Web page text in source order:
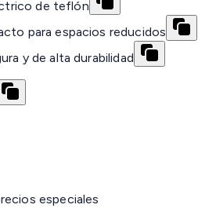
de teflón
para espacios reducidos
y de alta durabilidad
especiales